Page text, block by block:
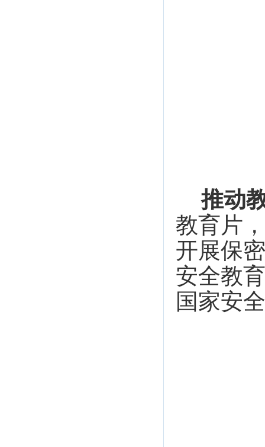
推动
教育片，
开展保
安全教
国家安